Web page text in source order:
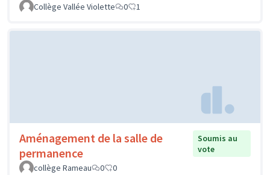
Collège Vallée Violette
0 1
Aménagement de la salle de
permanence
Soumis au
vote
collège Rameau
0 0